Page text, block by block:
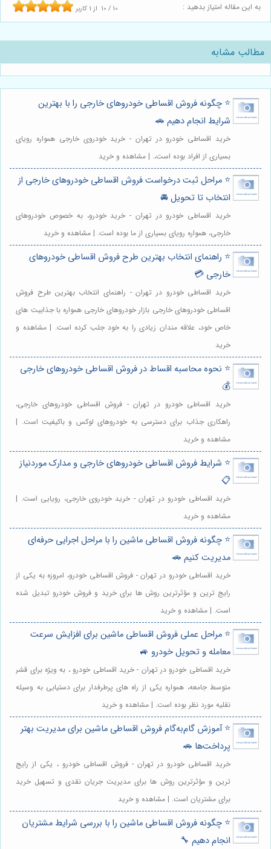
به این مقاله امتیاز بدهید : 10 / 10 از 1 کاربر
مطالب مشابه
⭐️ چگونه فروش اقساطی خودروهای خارجی را با بهترین
شرایط انجام دهیم 🚗
خرید اقساطی خودرو در تهران - خرید خودروی خارجی همواره رویای
بسیاری از افراد بوده است،. | مشاهده و خرید
⭐️ مراحل ثبت درخواست فروش اقساطی خودروهای خارجی از
انتخاب تا تحویل 🚘
خرید اقساطی خودرو در تهران - خرید خودرو، به خصوص خودروهای
خارجی، همواره رویای بسیاری از ما بوده است. | مشاهده و خرید
⭐️ راهنمای انتخاب بهترین طرح فروش اقساطی خودروهای
خارجی 💳
خرید اقساطی خودرو در تهران - راهنمای انتخاب بهترین طرح فروش
اقساطی خودروهای خارجی بازار خودروهای خارجی همواره با جذابیت های
خاص خود، علاقه مندان زیادی را به خود جلب کرده است. | مشاهده و
خرید
⭐️ نحوه محاسبه اقساط در فروش اقساطی خودروهای خارجی
💰
خرید اقساطی خودرو در تهران - فروش اقساطی خودروهای خارجی،
راهکاری جذاب برای دسترسی به خودروهای لوکس و باکیفیت است. |
مشاهده و خرید
⭐️ شرایط فروش اقساطی خودروهای خارجی و مدارک موردنیاز
📋
خرید اقساطی خودرو در تهران - خرید خودروی خارجی، رویایی است. |
مشاهده و خرید
⭐️ چگونه فروش اقساطی ماشین را با مراحل اجرایی حرفه‌ای
مدیریت کنیم 🚗
خرید اقساطی خودرو در تهران - فروش اقساطی خودرو، امروزه به یکی از
رایج ترین و مؤثرترین روش ها برای خرید و فروش خودرو تبدیل شده
است. | مشاهده و خرید
⭐️ مراحل عملی فروش اقساطی ماشین برای افزایش سرعت
معامله و تحویل خودرو 🚙
خرید اقساطی خودرو در تهران - خرید اقساطی خودرو ، به ویژه برای قشر
متوسط جامعه، همواره یکی از راه های پرطرفدار برای دستیابی به وسیله
نقلیه مورد نظر بوده است. | مشاهده و خرید
⭐️ آموزش گام‌به‌گام فروش اقساطی ماشین برای مدیریت بهتر
پرداخت‌ها 🚗
خرید اقساطی خودرو در تهران - فروش اقساطی خودرو ، یکی از رایج
ترین و مؤثرترین روش ها برای مدیریت جریان نقدی و تسهیل خرید
برای مشتریان است. | مشاهده و خرید
⭐️ چگونه فروش اقساطی ماشین را با بررسی شرایط مشتریان
انجام دهیم 🔧